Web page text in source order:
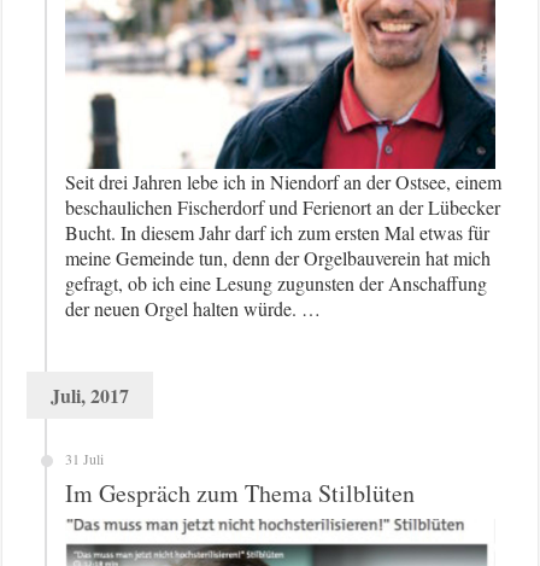
Seit drei Jahren lebe ich in Niendorf an der Ostsee, einem
beschaulichen Fischerdorf und Ferienort an der Lübecker
Bucht. In diesem Jahr darf ich zum ersten Mal etwas für
meine Gemeinde tun, denn der Orgelbauverein hat mich
gefragt, ob ich eine Lesung zugunsten der Anschaffung
der neuen Orgel halten würde. …
Juli, 2017
31 Juli
Im Gespräch zum Thema Stilblüten